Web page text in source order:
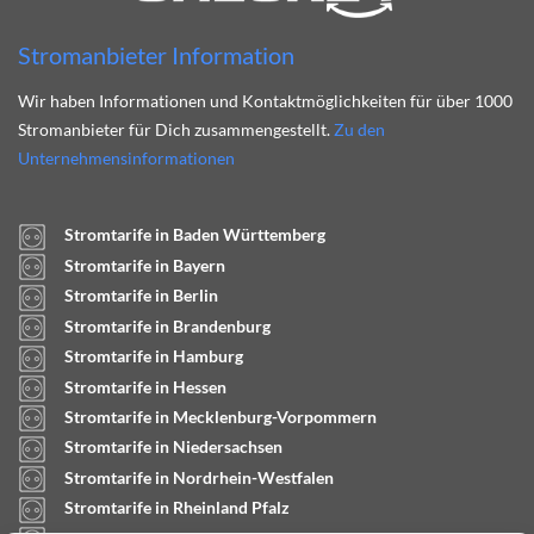
Stromanbieter Information
Wir haben Informationen und Kontaktmöglichkeiten für über 1000
Stromanbieter für Dich zusammengestellt. Zu den
Unternehmensinformationen
Stromtarife in Baden Württemberg
Stromtarife in Bayern
Stromtarife in Berlin
Stromtarife in Brandenburg
Stromtarife in Hamburg
Stromtarife in Hessen
Stromtarife in Mecklenburg-Vorpommern
Stromtarife in Niedersachsen
Stromtarife in Nordrhein-Westfalen
Stromtarife in Rheinland Pfalz